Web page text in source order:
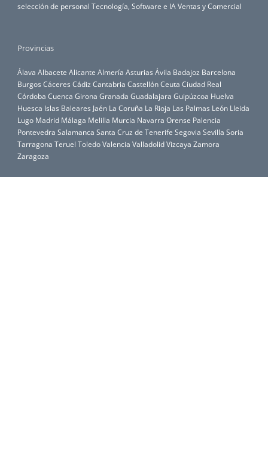
selección de personal Tecnología, Software e IA Ventas y Comercial
Provincias
Álava Albacete Alicante Almería Asturias Ávila Badajoz Barcelona
Burgos Cáceres Cádiz Cantabria CastellónCeuta Ciudad Real
Córdoba Cuenca Girona Granada Guadalajara Guipúzcoa Huelva
Huesca Islas Baleares Jaén La Coruña La Rioja Las Palmas León Lleida
Lugo Madrid Málaga Melilla Murcia Navarra Orense Palencia
Pontevedra Salamanca Santa Cruz de Tenerife Segovia Sevilla Soria
Tarragona Teruel ToledoValencia ValladolidVizcaya Zamora
Zaragoza